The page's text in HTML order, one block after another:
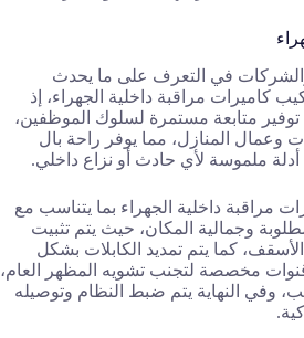
في التعرف على ما يحدث
كاميرات مراقبة داخلية الجهراء، إذ
متابعة مستمرة لسلوك الموظفين،
وعمال المنازل، مما يوفر راحة بال
أدلة ملموسة لأي حادث أو نزاع داخلي.
مراقبة داخلية الجهراء بما يتناسب مع
وجمالية المكان، حيث يتم تثبيت
كما يتم تمديد الكابلات بشكل
مخصصة لتجنب تشويه المظهر العام،
وفي النهاية يتم ضبط النظام وتوصيله